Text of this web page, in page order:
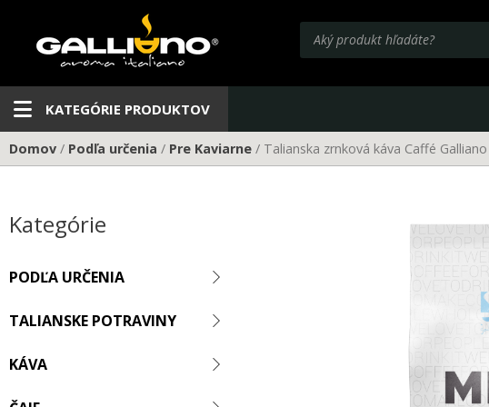
obsah
Products
search
KATEGÓRIE PRODUKTOV
Domov / Podľa určenia / Pre Kaviarne / Talianska zrnková káva Caffé
Kategórie
PODĽA URČENIA
TALIANSKE POTRAVINY
KÁVA